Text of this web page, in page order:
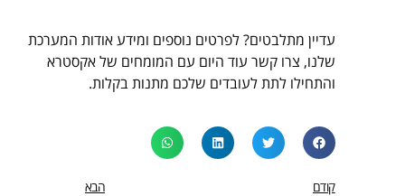
עדיין מתלבטים? לפרטים נוספים ומידע אודות המערכת
שלנו, צרו קשר עוד היום עם המומחים של אקסטרא
והתחילו לתת לעובדים שלכם מתנות בקלות.
קודם הבא